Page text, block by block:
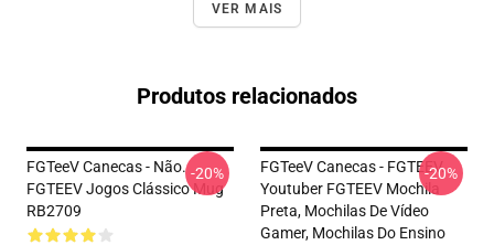
VER MAIS
Produtos relacionados
FGTeeV Canecas - Não.
FGTEEV Jogos Clássico Mug
RB2709
-20%
FGTeeV Canecas - FGTEEV.
Youtuber FGTEEV Mochila
Preta, Mochilas De Vídeo
Gamer, Mochilas Do Ensino
-20%